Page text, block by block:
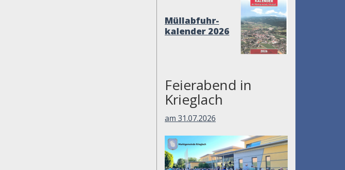
Müllabfuhr-
kalender 2026
Feierabend in
Krieglach
am 31.07.2026